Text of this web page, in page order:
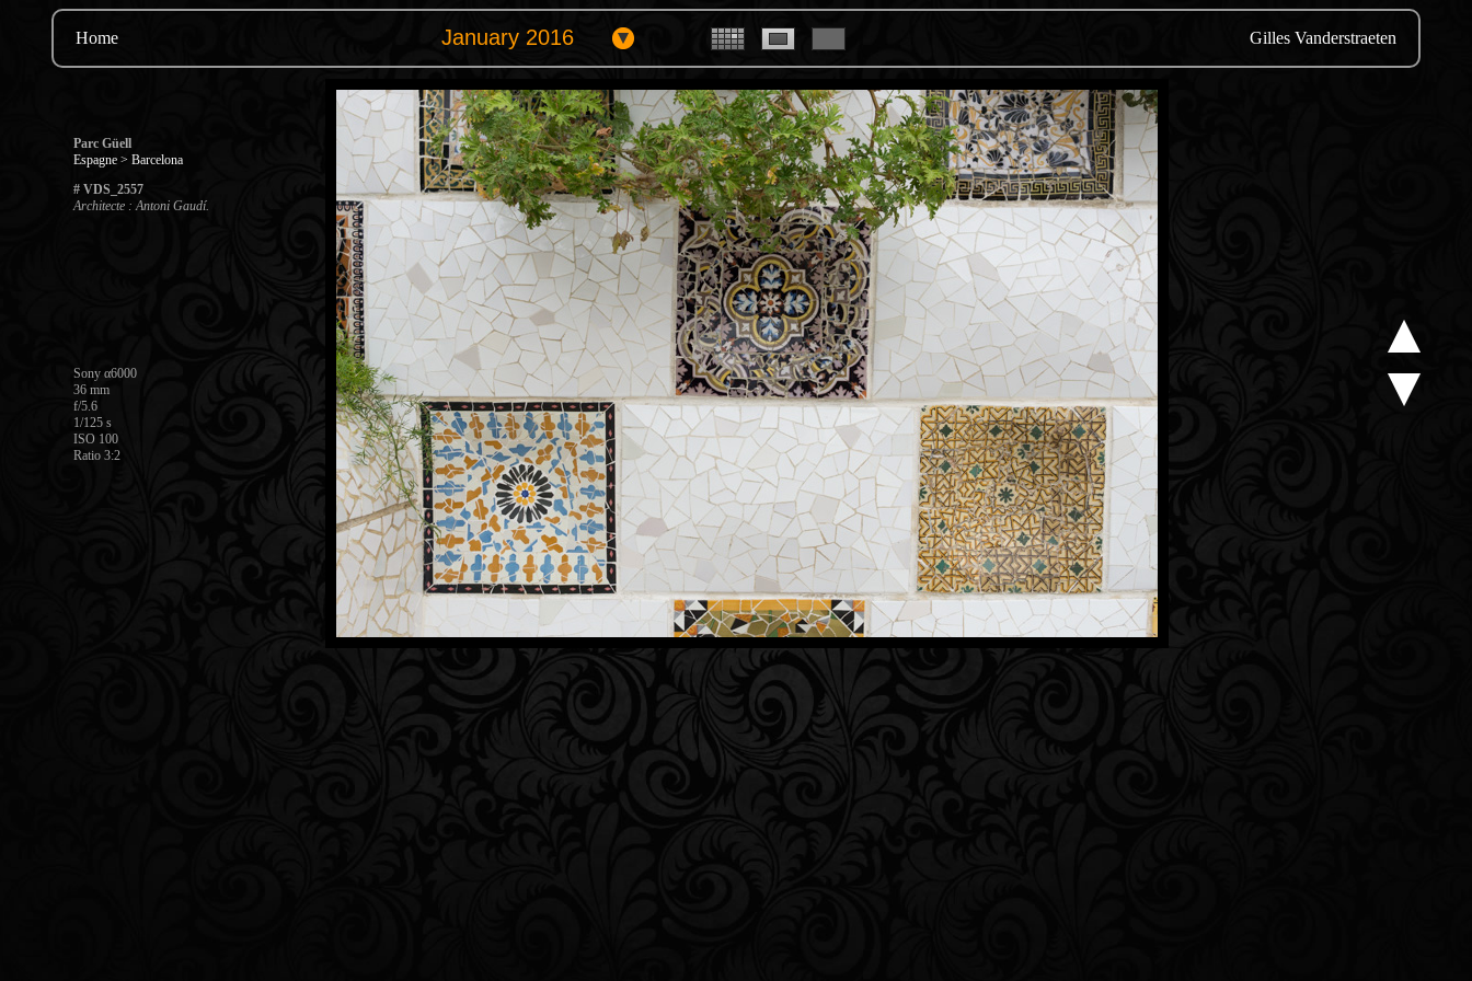
Home Gilles Vanderstraeten
Parc Güell
Espagne > Barcelona
# VDS_2557
Architecte : Antoni Gaudí.
Sony α6000
36 mm
f/5.6
1/125 s
ISO 100
Ratio 3:2